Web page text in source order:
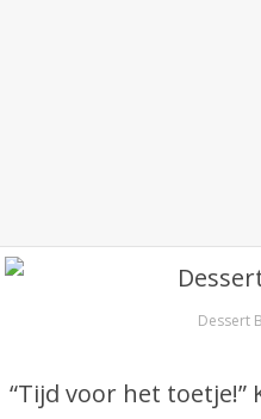
Dessert
“Tijd voor het toetje!”